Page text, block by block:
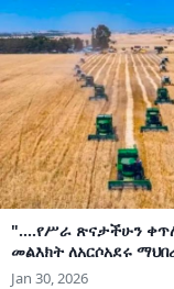
"....የሥራ ጽናታችሁን
መልእክት ለአርሶአደሩ
Jan 30, 2026